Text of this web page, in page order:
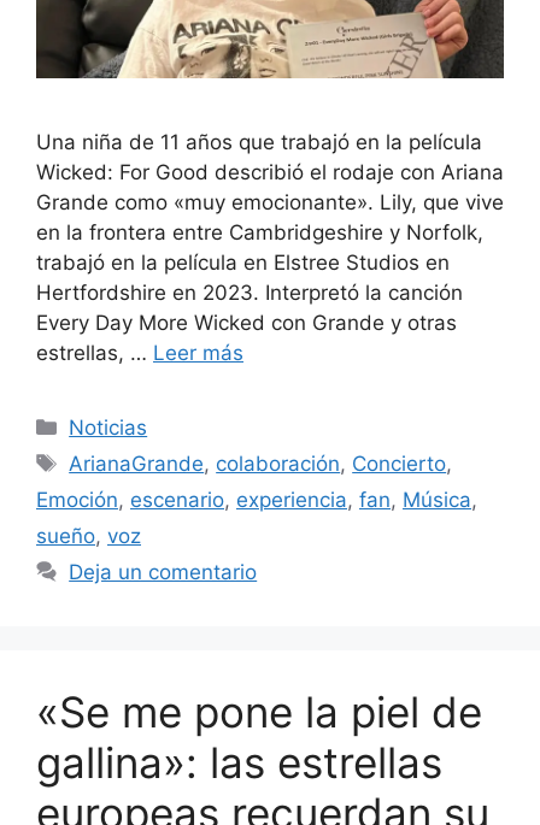
Una niña de 11 años que trabajó en la película
Wicked: For Good describió el rodaje con Ariana
Grande como «muy emocionante». Lily, que vive
en la frontera entre Cambridgeshire y Norfolk,
trabajó en la película en Elstree Studios en
Hertfordshire en 2023. Interpretó la canción
Every Day More Wicked con Grande y otras
estrellas, … Leer más
Categorías
Noticias
Etiquetas
ArianaGrande, colaboración, Concierto,
Emoción, escenario, experiencia, fan, Música,
sueño, voz
Deja un comentario
«Se me pone la piel de
gallina»: las estrellas
europeas recuerdan su